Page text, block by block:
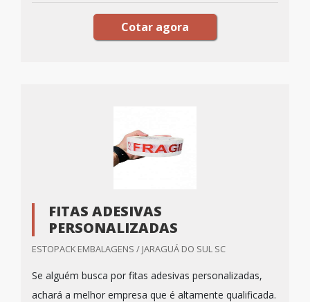
Cotar agora
FITAS ADESIVAS
PERSONALIZADAS
ESTOPACK EMBALAGENS / JARAGUÁ DO SUL SC
Se alguém busca por fitas adesivas personalizadas,
achará a melhor empresa que é altamente qualificada.